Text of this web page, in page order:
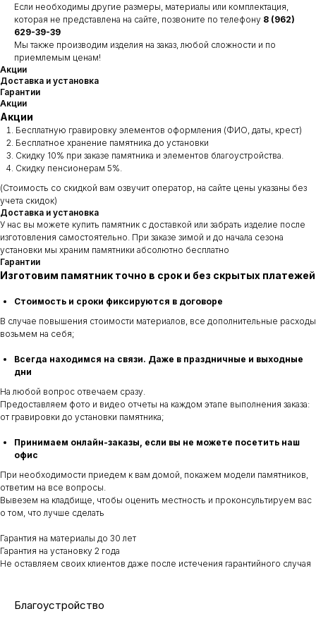
Если необходимы другие размеры, материалы или комплектация,
которая не представлена на сайте, позвоните по телефону 8 (962)
629-39-39
Мы также производим изделия на заказ, любой сложности и по
приемлемым ценам!
Акции
Доставка и установка
Гарантии
Акции
Акции
Бесплатную гравировку элементов оформления (ФИО, даты, крест)
Бесплатное хранение памятника до установки
Скидку 10% при заказе памятника и элементов благоустройства.
Скидку пенсионерам 5%.
(Стоимость со скидкой вам озвучит оператор, на сайте цены указаны без
учета скидок)
Доставка и установка
У нас вы можете купить памятник с доставкой или забрать изделие после
изготовления самостоятельно. При заказе зимой и до начала сезона
установки мы храним памятники абсолютно бесплатно
Гарантии
Изготовим памятник точно в срок и без скрытых платежей
Стоимость и сроки фиксируются в договоре
В случае повышения стоимости материалов, все дополнительные расходы
возьмем на себя;
Всегда находимся на связи. Даже в праздничные и выходные
дни
На любой вопрос отвечаем сразу.
Предоставляем фото и видео отчеты на каждом этапе выполнения заказа:
от гравировки до установки памятника;
Принимаем онлайн-заказы, если вы не можете посетить наш
офис
При необходимости приедем к вам домой, покажем модели памятников,
ответим на все вопросы.
Вывезем на кладбище, чтобы оценить местность и проконсультируем вас
о том, что лучше сделать
Гарантия на материалы до 30 лет
Гарантия на установку 2 года
Не оставляем своих клиентов даже после истечения гарантийного случая
Благоустройство